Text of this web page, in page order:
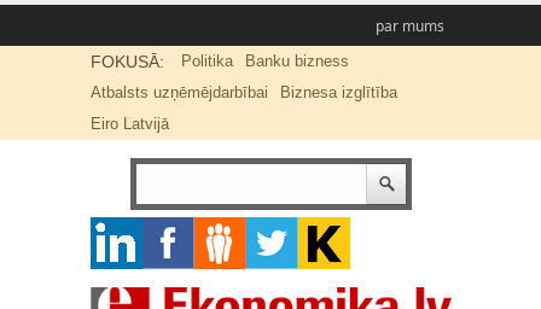
par mums
FOKUSĀ: Politika
Banku bizness
Atbalsts uzņēmējdarbībai
Biznesa izglītība
Eiro Latvijā